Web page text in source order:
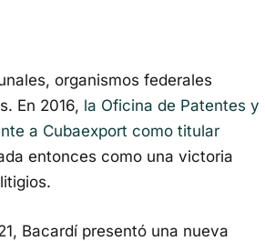
organismos federales
En 2016, la Oficina de Patentes y
a Cubaexport como titular
entonces como una victoria
Bacardí presentó una nueva